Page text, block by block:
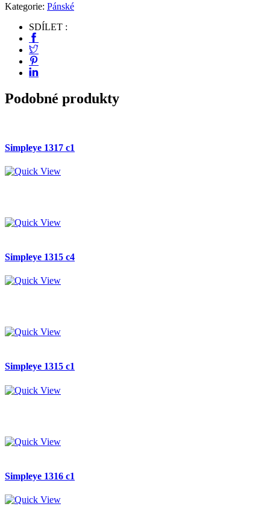
Kategorie: Pánské
SDÍLET :
Podobné produkty
Simpleye 1317 c1
Simpleye 1315 c4
Simpleye 1315 c1
Simpleye 1316 c1